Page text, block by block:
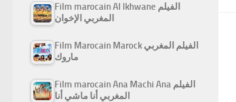
Film marocain Al Ikhwane الفيلم
المغربي الإخوان
Film Marocain Marock الفيلم المغربي
ماروك
Film marocain Ana Machi Ana الفيلم
المغربي أنا ماشي أنا